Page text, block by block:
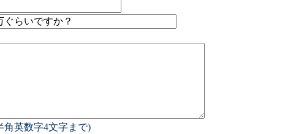
角英数字4文字まで)